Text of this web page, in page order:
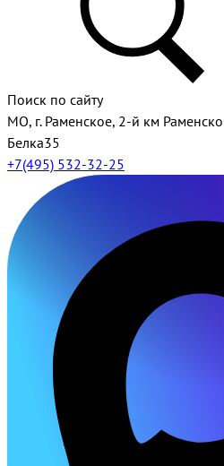
Поиск по сайту
МО, г. Раменское, 2-й км
Белка35
+7(495) 532-32-25